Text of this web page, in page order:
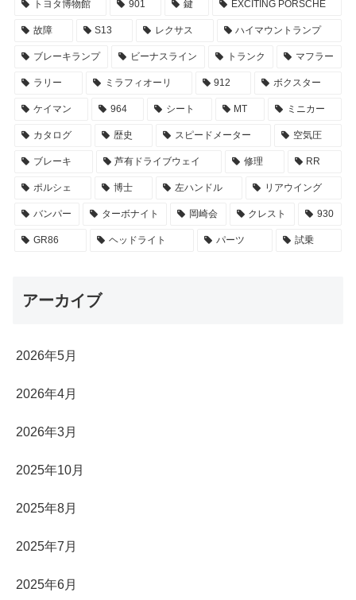
トヨタ博物館 901 鍵 EXCITING PORSCHE
故障 S13 レクサス ハイマウントランプ
ブレーキランプ ビーナスライン トランク マフラー
ラリー ミラフィオーリ 912 ボクスター
ケイマン 964 シート MT ミニカー
カタログ 歴史 スピードメーター 空気圧
ブレーキ 芦有ドライブウェイ 修理 RR
ポルシェ 博士 左ハンドル リアウイング
バンパー ターボナイト 岡崎会 クレスト 930
GR86 ヘッドライト パーツ 試乗
アーカイブ
2026年5月
2026年4月
2026年3月
2025年10月
2025年8月
2025年7月
2025年6月